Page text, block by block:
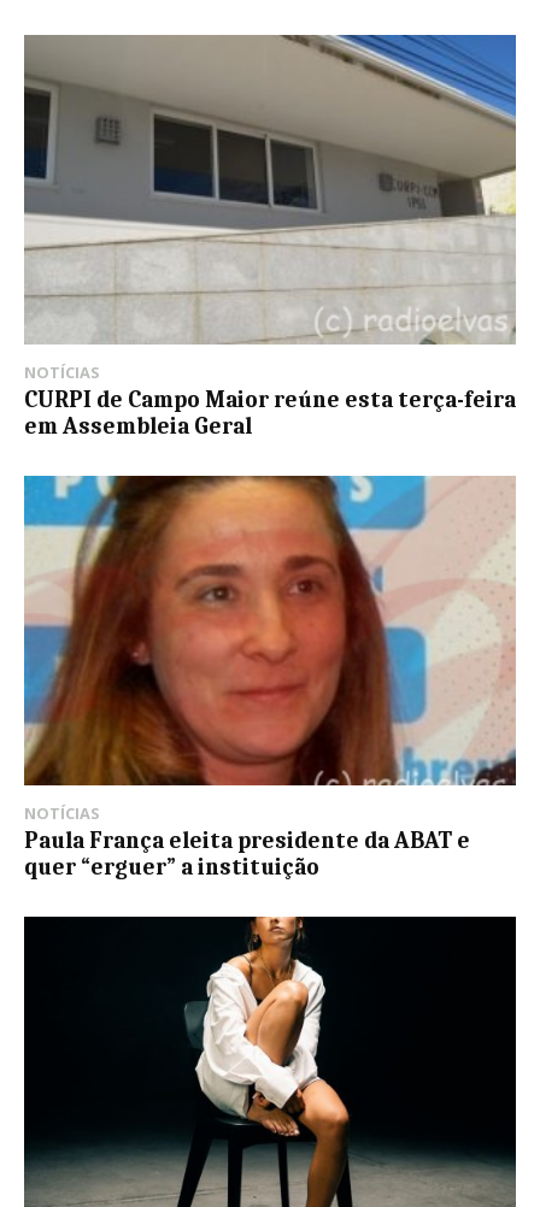
NOTÍCIAS
CURPI de Campo Maior reúne esta terça-feira
em Assembleia Geral
NOTÍCIAS
Paula França eleita presidente da ABAT e
quer “erguer” a instituição